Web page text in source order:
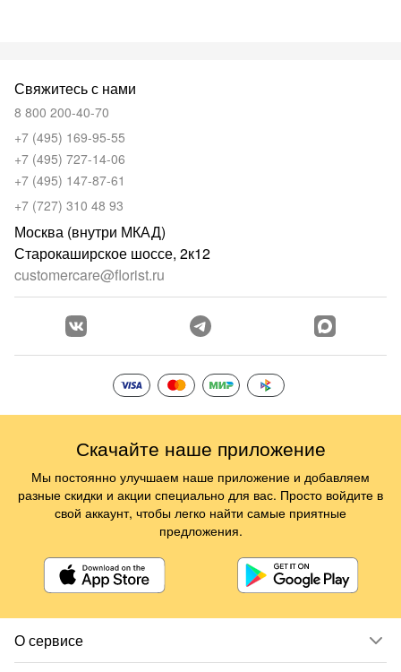
О сервисе
Свяжитесь с нами
8 800 200-40-70
+7 (495) 169-95-55
+7 (495) 727-14-06
+7 (495) 147-87-61
+7 (727) 310 48 93
Москва (внутри МКАД)
Старокаширское шоссе, 2к12
customercare@florist.ru
Скачайте наше приложение
Мы постоянно улучшаем наше приложение и добавляем
разные скидки и акции специально для вас. Просто войдите в
свой аккаунт, чтобы легко найти самые приятные
предложения.